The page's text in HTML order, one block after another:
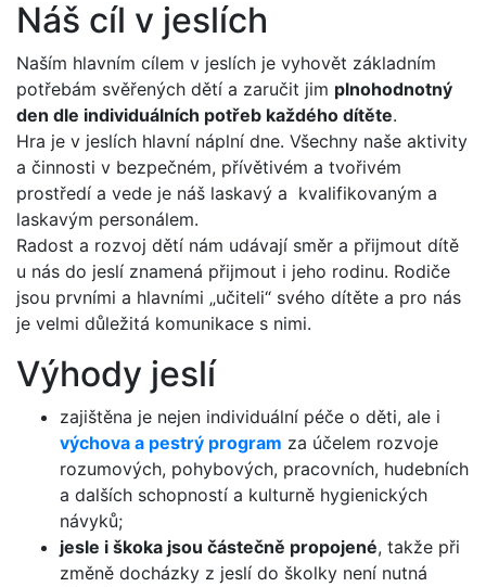
Náš cíl v jeslích
Naším hlavním cílem v jeslích je vyhovět základním
potřebám svěřených dětí a zaručit jim plnohodnotný
den dle individuálních potřeb každého dítěte.
Hra je v jeslích hlavní náplní dne. Všechny naše aktivity
a činnosti v bezpečném, přívětivém a tvořivém
prostředí a vede je náš laskavý a kvalifikovaným a
laskavým personálem.
Radost a rozvoj dětí nám udávají směr a přijmout dítě
u nás do jeslí znamená přijmout i jeho rodinu. Rodiče
jsou prvními a hlavními „učiteli“ svého dítěte a pro nás
je velmi důležitá komunikace s nimi.
Výhody jeslí
zajištěna je nejen individuální péče o děti, ale i
výchova a pestrý program za účelem rozvoje
rozumových, pohybových, pracovních, hudebních
a dalších schopností a kulturně hygienických
návyků;
jesle i škoka jsou částečně propojené, takže při
změně docházky z jeslí do školky není nutná